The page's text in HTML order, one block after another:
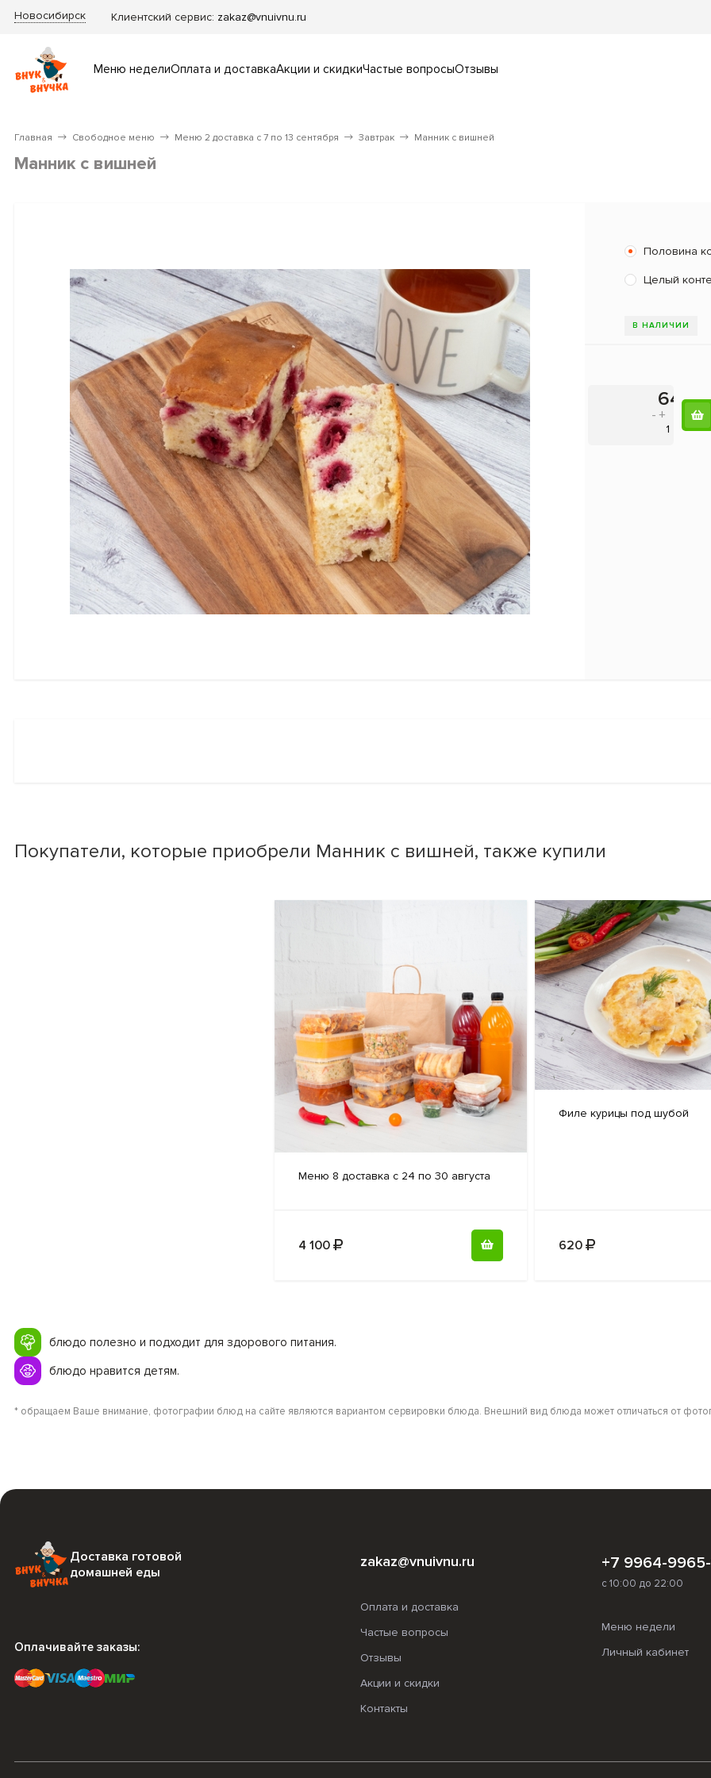
Новосибирск Клиентский сервис: zakaz@vnuivnu.ru
Меню неделиОплата и доставкаАкции и скидкиЧастые вопросыОтзывы
Главная Свободное меню Меню 2 доставка с 7 по 13 сентября Завтрак Манник с вишней
Манник с вишней
Половина
Целый
В НАЛИЧИИ
-
648
+
Покупатели, которые приобрели Манник с вишней, также купили
Меню 8 доставка с 24 по 30 августа
4 100
Филе курицы под шубой
620
блюдо полезно и подходит для здорового питания.
блюдо нравится детям.
* обращаем Ваше внимание, фотографии блюд на сайте являются вариантом сервировки блюда. Внешний вид блюда может отличаться от
Доставка готовой
домашней еды
Оплачивайте заказы:
zakaz@vnuivnu.ru
Оплата и доставка
Частые вопросы
Отзывы
Акции и скидки
Контакты
+7 9964-
с 10:00 до 22:00
Меню недели
Личный кабинет